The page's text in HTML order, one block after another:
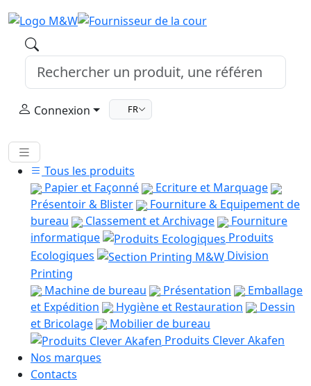
Connexion FR
Tous les produits
Papier et Façonné
Ecriture et Marquage
Présentoir & Blister
Fourniture & Equipement de
bureau
Classement et Archivage
Fourniture
informatique
Produits
Ecologiques
Division
Printing
Machine de bureau
Présentation
Emballage
et Expédition
Hygiène et Restauration
Dessin
et Bricolage
Mobilier de bureau
Produits Clever Akafen
Nos marques
Contacts